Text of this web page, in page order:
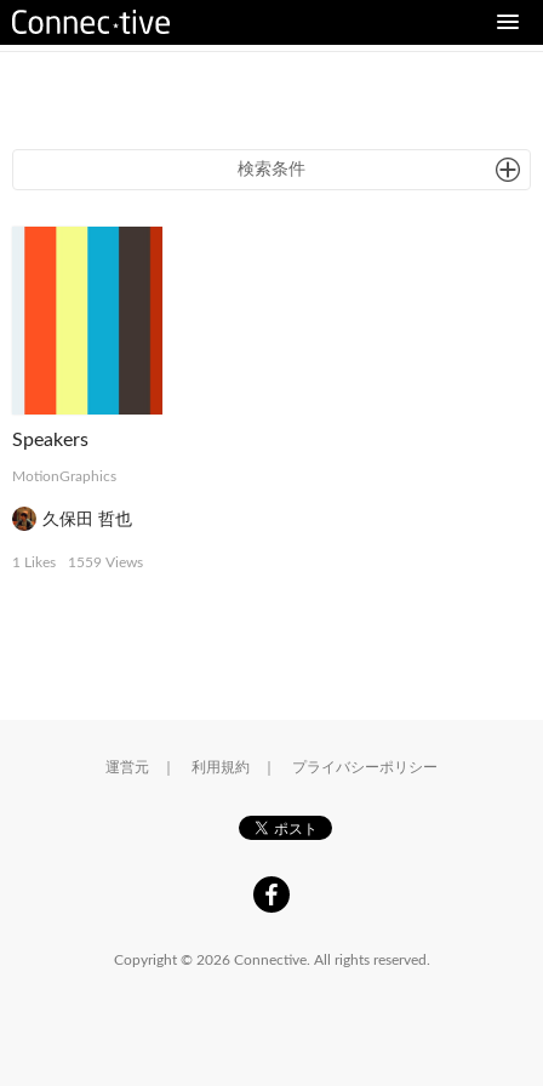
検索条件
Speakers
MotionGraphics
久保田 哲也
1 Likes 1559 Views
運営元 利用規約 プライバシーポリシー
Copyright © 2026 Connective. All rights reserved.